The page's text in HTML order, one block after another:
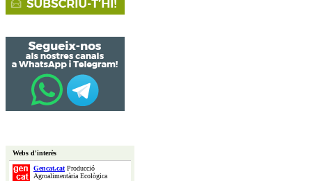
Webs d'interès
Gencat.catProducció
Agroalimentària Ecològica